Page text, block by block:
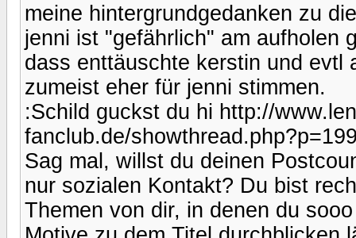
meine hintergrundgedanken zu
jenni ist "gefährlich" am aufholen
dass enttäuschte kerstin und evtl
zumeist eher für jenni stimmen.
:Schild guckst du hi http://
fanclub.de/
Sag mal, willst du deinen
nur sozialen Kontakt? Du bist
Themen von dir, in denen du